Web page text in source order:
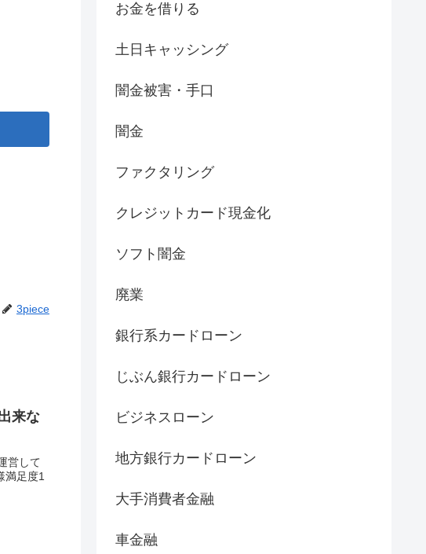
3piece
来な
営して
満足度1
お金を借りる
土日キャッシング
闇金被害・手口
闇金
ファクタリング
クレジットカード現金化
ソフト闇金
廃業
銀行系カードローン
じぶん銀行カードローン
ビジネスローン
地方銀行カードローン
大手消費者金融
車金融